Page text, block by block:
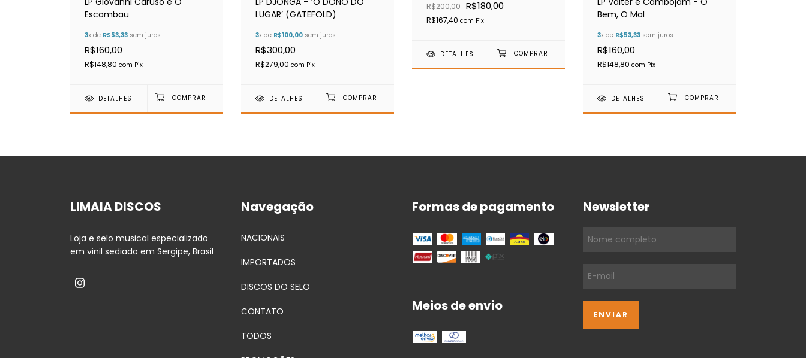
Escambau
3x de R$53,33 sem juros
R$160,00
R$148,80 com Pix
DETALHES
LUGAR’ (GATEFOLD)
3x de R$100,00 sem juros
R$300,00
R$279,00 com Pix
DETALHES
R$200,00 R$180,00
R$167,40 com Pix
DETALHES
Bem, O Mal
3x de R$53,33 sem juros
R$160,00
R$148,80 com Pix
DETALHES
LIMAIA DISCOS
Loja e selo musical especializado
em vinil sediado em Sergipe, Brasil
Navegação
NACIONAIS
IMPORTADOS
DISCOS DO SELO
CONTATO
TODOS
Formas de pagamento
Meios de envio
Newsletter